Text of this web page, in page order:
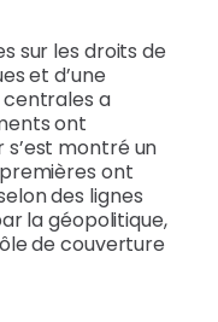
sur les droits de
et d’une
a
ont
montré un
ont
des lignes
la géopolitique,
de couverture